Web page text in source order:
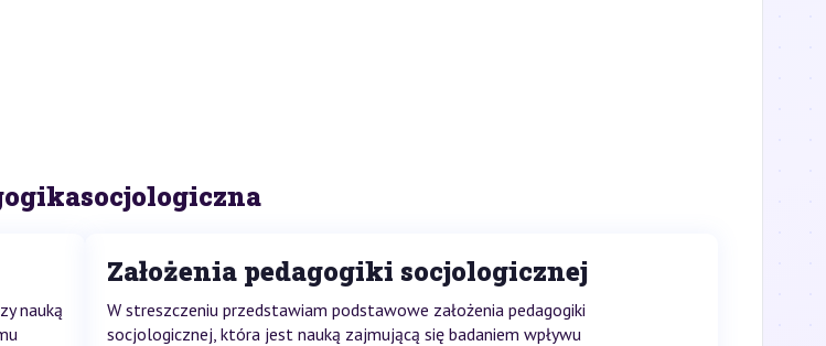
nauką
Założenia pedagogiki socjologicznej
W streszczeniu przedstawiam podstawowe założenia pedagogiki
socjologicznej, która jest nauką zajmującą się badaniem wpływu